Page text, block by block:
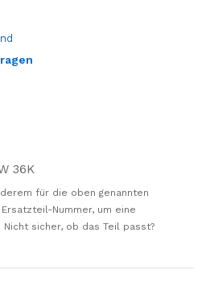
36K
für die oben genannten
Nummer, um eine
sicher, ob das Teil passt?